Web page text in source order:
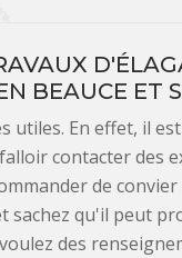
BEAUCE ET
En effet, il
contacter des
de
sachez qu'il peut
des